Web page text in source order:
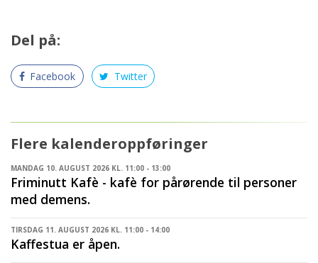
Del på:
Facebook Twitter
Flere kalenderoppføringer
MANDAG 10. AUGUST 2026 KL. 11:00 - 13:00
Friminutt Kafè - kafè for pårørende til personer
med demens.
TIRSDAG 11. AUGUST 2026 KL. 11:00 - 14:00
Kaffestua er åpen.